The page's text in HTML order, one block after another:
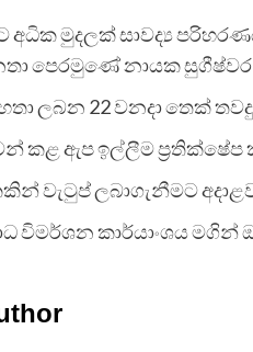
මුදලක් සාවද්‍ය
පෙරමුණේ නායක
ලබන 22 වනදා තෙක්
කළ ඇප ඉල්ලීම ප්‍රතික්ෂේප
වැටුප් ලබාගැනීමට
විමර්ශන කාර්යාංශය